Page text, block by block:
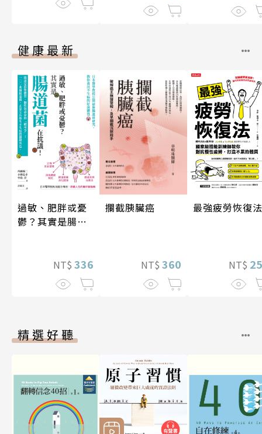
健康最新
過敏、肥胖或憂
鬱？其實是腸道
NT$ 336
攔截胰臟癌
NT$ 360
最強疲勞恢復法
NT$
精選好聽